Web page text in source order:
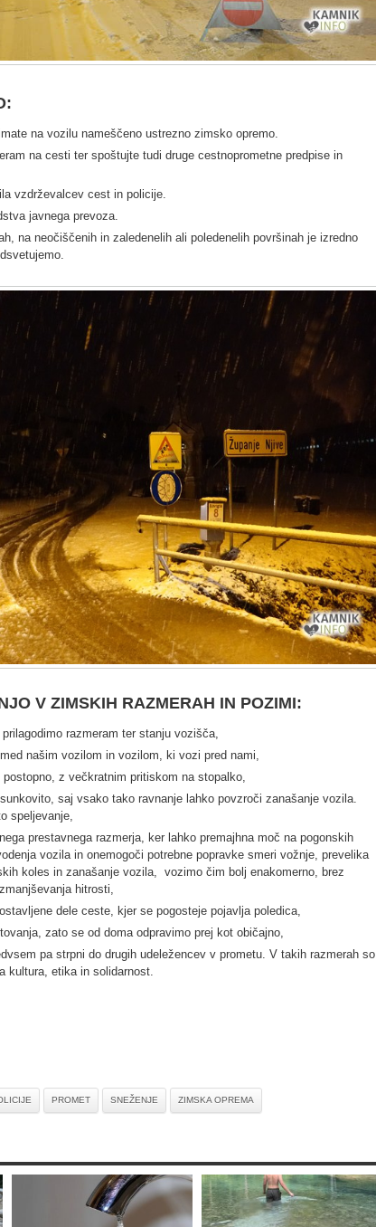
na vozilu nameščeno ustrezno zimsko opremo.
na cesti ter spoštujte tudi druge cestnoprometne predpise in
vzdrževalcev cest in policije.
javnega prevoza.
na neočiščenih in zaledenelih ali poledenelih površinah je izredno
V ZIMSKIH RAZMERAH IN POZIMI:
razmeram ter stanju vozišča,
našim vozilom in vozilom, ki vozi pred nami,
z večkratnim pritiskom na stopalko,
saj vsako tako ravnanje lahko povzroči zanašanje vozila.
speljevanje,
prestavnega razmerja, ker lahko premajhna moč na pogonskih
vozila in onemogoči potrebne popravke smeri vožnje, prevelika
koles in zanašanje vozila, vozimo čim bolj enakomerno, brez
hitrosti,
dele ceste, kjer se pogosteje pojavlja poledica,
zato se od doma odpravimo prej kot običajno,
pa strpni do drugih udeležencev v prometu. V takih razmerah so
kultura, etika in solidarnost.
PROMET SNEŽENJE ZIMSKA OPREMA